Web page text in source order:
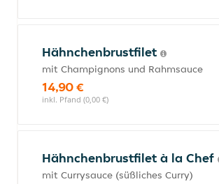
Hähnchenbrustfilet
mit Champignons und Rahmsauce
14,90 €
inkl. Pfand (0,00 €)
Hähnchenbrustfilet à la Chef
mit Currysauce (süßliches Curry)